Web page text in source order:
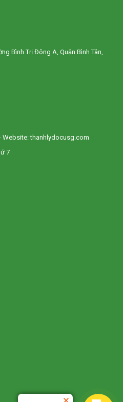
Bình Trị Đông A, Quận Bình Tân,
Website: thanhlydocusg.com
7